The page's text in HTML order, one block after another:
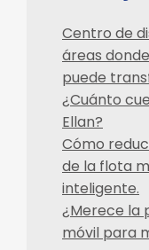
Centro de
áreas
puede
¿Cuánto
Ellan?
Cómo
de la flota
inteligente.
¿Merece la
móvil para